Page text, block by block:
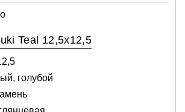
Teal 12,5x12,5
голубой